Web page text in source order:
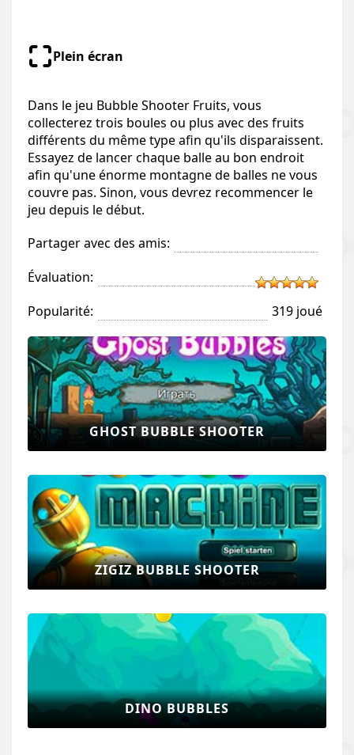
Plein écran
Dans le jeu Bubble Shooter Fruits, vous
collecterez trois boules ou plus avec des fruits
différents du même type afin qu'ils disparaissent.
Essayez de lancer chaque balle au bon endroit
afin qu'une énorme montagne de balles ne vous
couvre pas. Sinon, vous devrez recommencer le
jeu depuis le début.
Partager avec des amis:
Évaluation:
Popularité:
319 joué
GHOST BUBBLE SHOOTER
ZIGIZ BUBBLE SHOOTER
DINO BUBBLES